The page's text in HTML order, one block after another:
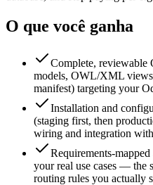
O que você ganha
Complete, reviewable
models, OWL/XML
manifest) targeting your
Installation and
(staging first, then
wiring and integration
Requirements-
your real use cases — the
routing rules you actually